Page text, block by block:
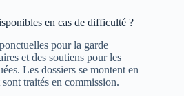
en cas de difficulté ?
pour la garde
et des soutiens pour les
Les dossiers se montent en
traités en commission.